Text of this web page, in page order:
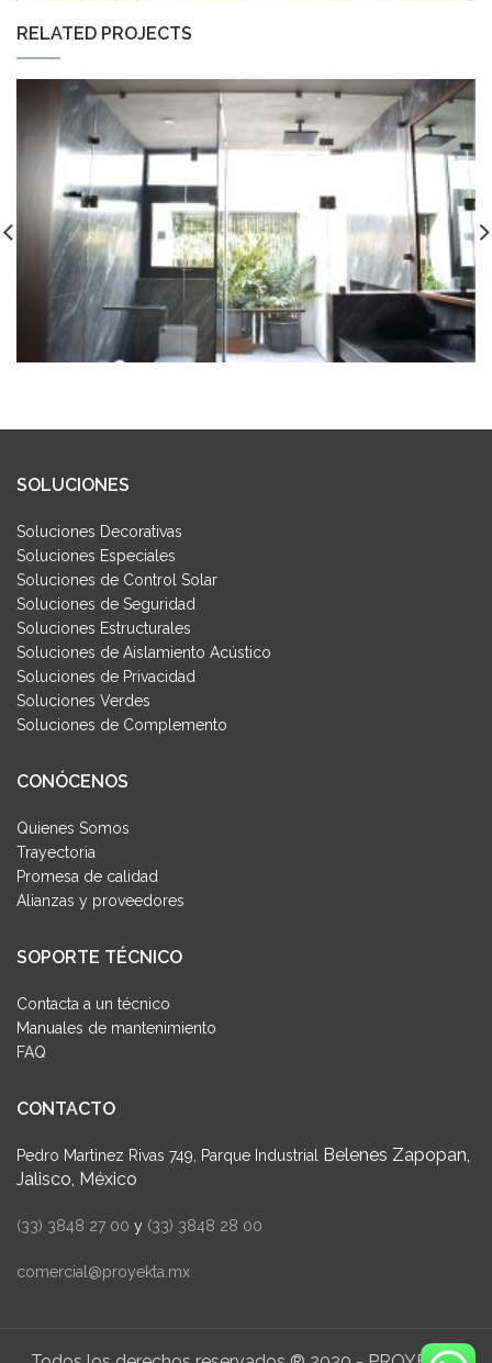
RELATED PROJECTS
SOLUCIONES
Soluciones Decorativas
Soluciones Especiales
Soluciones de Control Solar
Soluciones de Seguridad
Soluciones Estructurales
Soluciones de Aislamiento Acústico
Soluciones de Privacidad
Soluciones Verdes
Soluciones de Complemento
CONÓCENOS
Quienes Somos
Trayectoria
Promesa de calidad
Alianzas y proveedores
SOPORTE TÉCNICO
Contacta a un técnico
Manuales de mantenimiento
FAQ
CONTACTO
Pedro Martinez Rivas 749, Parque Industrial
Belenes Zapopan,
Jalisco, México
(33) 3848 27 00 y (33) 3848 28 00
comercial@proyekta.mx